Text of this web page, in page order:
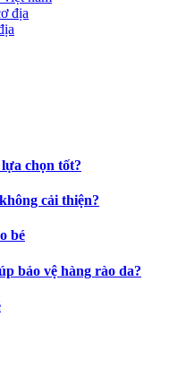
chọn tốt?
cải thiện?
bé
bảo vệ hàng rào da?